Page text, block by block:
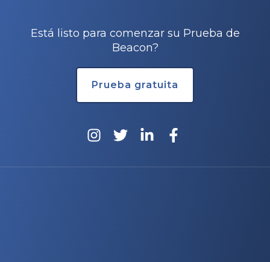
Está listo para comenzar su Prueba de
Beacon?
Prueba gratuita